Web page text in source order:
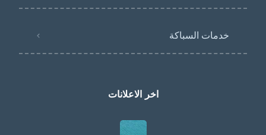
خدمات السباكة
اخر الاعلانات